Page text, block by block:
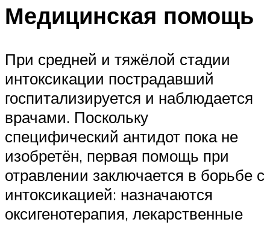
Медицинская помощь
При средней и тяжёлой стадии
интоксикации пострадавший
госпитализируется и наблюдается
врачами. Поскольку
специфический антидот пока не
изобретён, первая помощь при
отравлении заключается в борьбе с
интоксикацией: назначаются
оксигенотерапия, лекарственные